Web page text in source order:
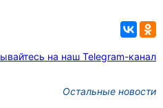
на наш Telegram-канал
Остальные новости